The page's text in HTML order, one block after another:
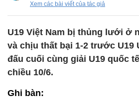
Xem các bài viết của tác giả
U19 Việt Nam bị thủng lưới ở
và chịu thất bại 1-2 trước U19
đấu cuối cùng giải U19 quốc
chiều 10/6.
Ghi bàn: